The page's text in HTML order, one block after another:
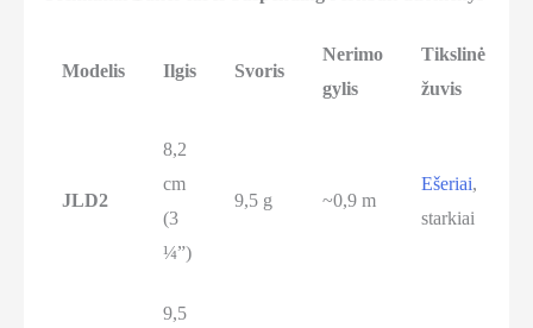
Modelis Ilgis Svoris
Nerimo
gylis
Tikslinė
žuvis
JLD2
8,2
cm
(3
¼”)
9,5 g ~0,9 m
Ešeriai,
starkiai
9,5